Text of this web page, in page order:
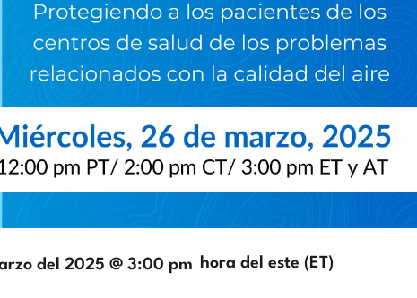
del 2025 @ 3:00 pm Zona
hora del este (ET)